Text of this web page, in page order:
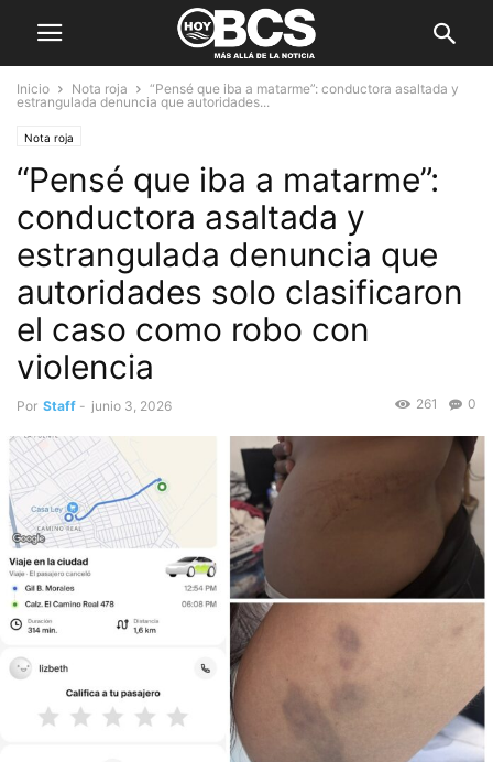
Inicio Nota roja
“Pensé que iba a matarme”: conductora asaltada y
estrangulada denuncia que autoridades...
Nota roja
“Pensé que iba a matarme”:
conductora asaltada y
estrangulada denuncia que
autoridades solo clasificaron
el caso como robo con
violencia
Por Staff - junio 3, 2026 0
261